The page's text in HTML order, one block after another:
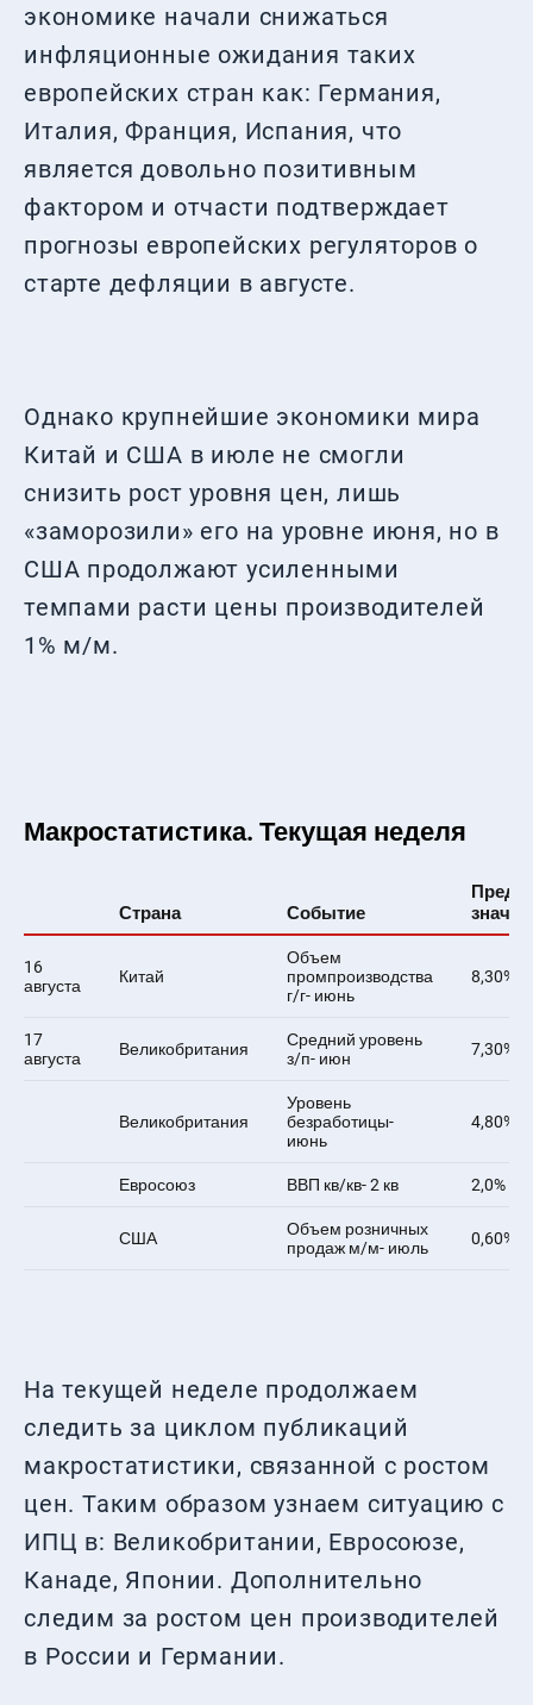
экономике начали снижаться
инфляционные ожидания таких
европейских стран как: Германия,
Италия, Франция, Испания, что
является довольно позитивным
фактором и отчасти подтверждает
прогнозы европейских регуляторов о
старте дефляции в августе.
Однако крупнейшие экономики мира
Китай и США в июле не смогли
снизить рост уровня цен, лишь
«заморозили» его на уровне июня, но в
США продолжают усиленными
темпами расти цены производителей
1% м/м.
На текущей неделе продолжаем
следить за циклом публикаций
макростатистики, связанной с ростом
цен. Таким образом узнаем ситуацию с
ИПЦ в: Великобритании, Евросоюзе,
Канаде, Японии. Дополнительно
следим за ростом цен производителей
в России и Германии.